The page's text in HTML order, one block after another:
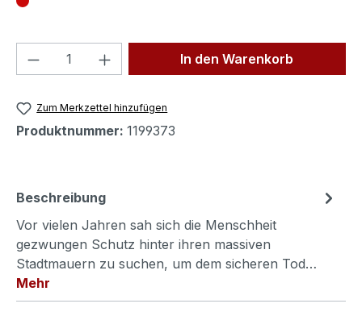
Produkt Anzahl: Gib denIn den Warenkorb
Zum Merkzettel hinzufügen
Produktnummer: 1199373
Beschreibung
Vor vielen Jahren sah sich die Menschheit
gezwungen Schutz hinter ihren massiven
Stadtmauern zu suchen, um dem sicheren Tod…
Mehr